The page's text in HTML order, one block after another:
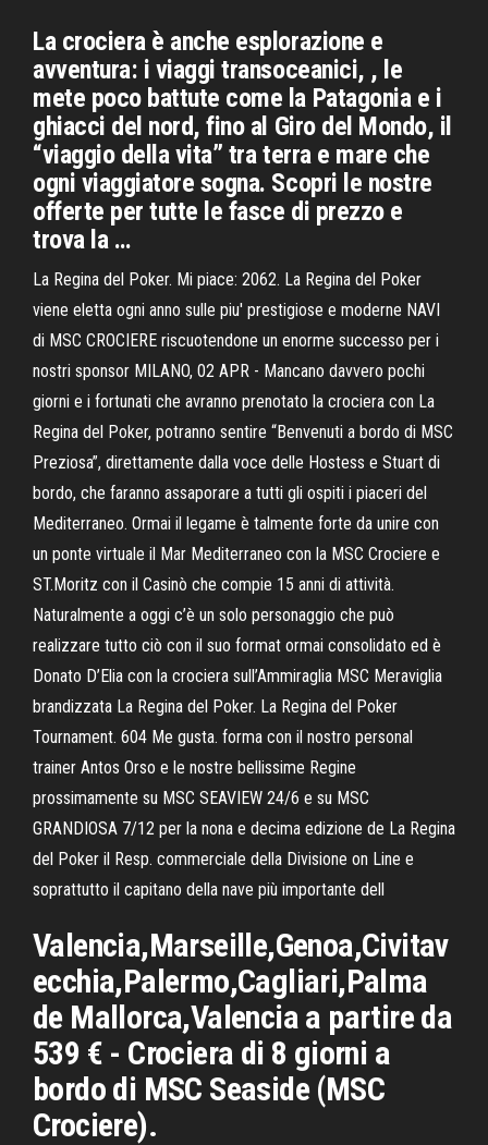
La crociera è anche esplorazione e
avventura: i viaggi transoceanici, , le
mete poco battute come la Patagonia e i
ghiacci del nord, fino al Giro del Mondo, il
“viaggio della vita” tra terra e mare che
ogni viaggiatore sogna. Scopri le nostre
offerte per tutte le fasce di prezzo e
trova la …
La Regina del Poker. Mi piace: 2062. La Regina del Poker
viene eletta ogni anno sulle piu' prestigiose e moderne NAVI
di MSC CROCIERE riscuotendone un enorme successo per i
nostri sponsor MILANO, 02 APR - Mancano davvero pochi
giorni e i fortunati che avranno prenotato la crociera con La
Regina del Poker, potranno sentire “Benvenuti a bordo di MSC
Preziosa”, direttamente dalla voce delle Hostess e Stuart di
bordo, che faranno assaporare a tutti gli ospiti i piaceri del
Mediterraneo. Ormai il legame è talmente forte da unire con
un ponte virtuale il Mar Mediterraneo con la MSC Crociere e
ST.Moritz con il Casinò che compie 15 anni di attività.
Naturalmente a oggi c’è un solo personaggio che può
realizzare tutto ciò con il suo format ormai consolidato ed è
Donato D’Elia con la crociera sull’Ammiraglia MSC Meraviglia
brandizzata La Regina del Poker. La Regina del Poker
Tournament. 604 Me gusta. forma con il nostro personal
trainer Antos Orso e le nostre bellissime Regine
prossimamente su MSC SEAVIEW 24/6 e su MSC
GRANDIOSA 7/12 per la nona e decima edizione de La Regina
del Poker il Resp. commerciale della Divisione on Line e
soprattutto il capitano della nave più importante dell
Valencia,Marseille,Genoa,Civitav
ecchia,Palermo,Cagliari,Palma
de Mallorca,Valencia a partire da
539 € - Crociera di 8 giorni a
bordo di MSC Seaside (MSC
Crociere).